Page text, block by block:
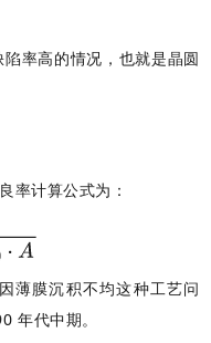
率高的情况，也就是晶圆
率计算公式为：
薄膜沉积不均这种工艺问
年代中期。